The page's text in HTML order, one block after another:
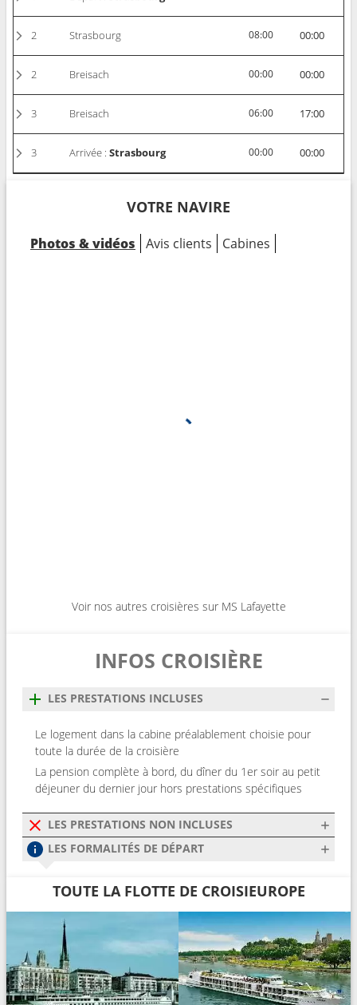
2 Strasbourg 08:00 00:00
2 Breisach 00:00 00:00
3 Breisach 06:00 17:00
3 Arrivée :Strasbourg 00:00 00:00
VOTRE NAVIRE
Photos & vidéos Avis clients Cabines
Voir nos autres croisières sur MS Lafayette
INFOS CROISIÈRE
LES PRESTATIONS INCLUSES
Le logement dans la cabine préalablement choisie pour
toute la durée de la croisière
La pension complète à bord, du dîner du 1er soir au petit
déjeuner du dernier jour hors prestations spécifiques
LES PRESTATIONS NON INCLUSES
LES FORMALITÉS DE DÉPART
TOUTE LA FLOTTE DE CROISIEUROPE